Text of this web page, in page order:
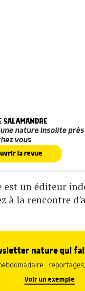
SALAMANDRE
nature insolite
vous
la revue
est un éditeur
à la rencontre
nature qui
:
Voir un exemple